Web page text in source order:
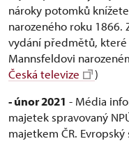
nároky potomků
narozeného roku 1866.
vydání předmětů, které
Mannsfeldovi
Česká televize
)
- únor 2021 - Média
majetek spravovaný
majetkem ČR.